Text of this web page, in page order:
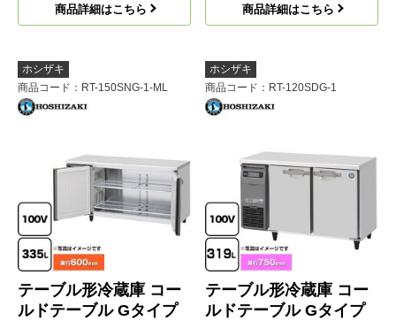
商品詳細はこちら 商品詳細はこちら
ホシザキ
商品コード ：RT-150SNG-1-ML
テーブル形冷蔵庫 コー
ルドテーブル Gタイプ
ホシザキ
商品コード ：RT-120SDG-1
テーブル形冷蔵庫 コー
ルドテーブル Gタイプ